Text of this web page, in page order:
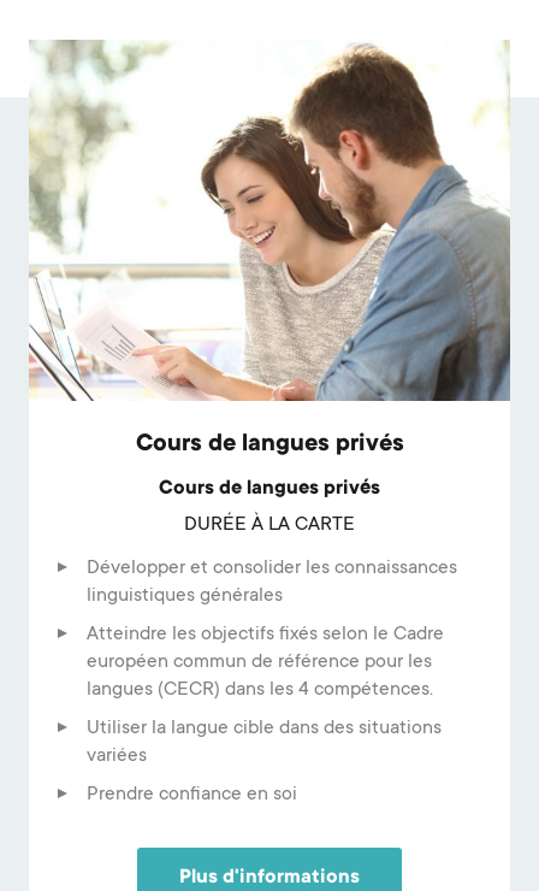
Cours de langues privés
Cours de langues privés
DURÉE À LA CARTE
Développer et consolider les connaissances
linguistiques générales
Atteindre les objectifs fixés selon le Cadre
européen commun de référence pour les
langues (CECR) dans les 4 compétences.
Utiliser la langue cible dans des situations
variées
Prendre confiance en soi
Plus d'informations